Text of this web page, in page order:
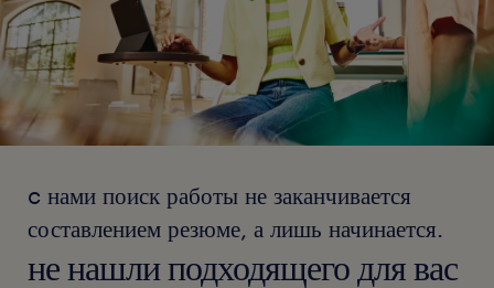
c нами поиск работы не заканчивается
составлением резюме, а лишь начинается.
не нашли подходящего для вас